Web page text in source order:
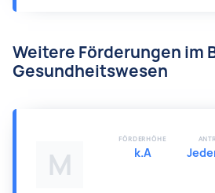
Weitere Förderungen im
Gesundheitswesen
M
FÖRDERHÖHE
k.A